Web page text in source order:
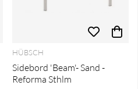
HÜBSCH
Sidebord 'Beam'- Sand -
Reforma Sthlm